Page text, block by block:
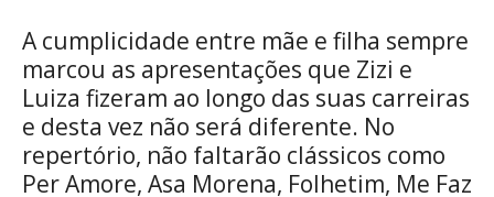
A cumplicidade entre mãe e filha sempre
marcou as apresentações que Zizi e
Luiza fizeram ao longo das suas carreiras
e desta vez não será diferente. No
repertório, não faltarão clássicos como
Per Amore, Asa Morena, Folhetim, Me Faz